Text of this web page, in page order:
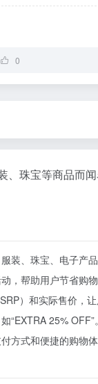
0
、珠宝等商品而
装、珠宝、电子产
，帮助用户节省购
）和实际售价，
“EXTRA 25% OFF”
方式和便捷的购物